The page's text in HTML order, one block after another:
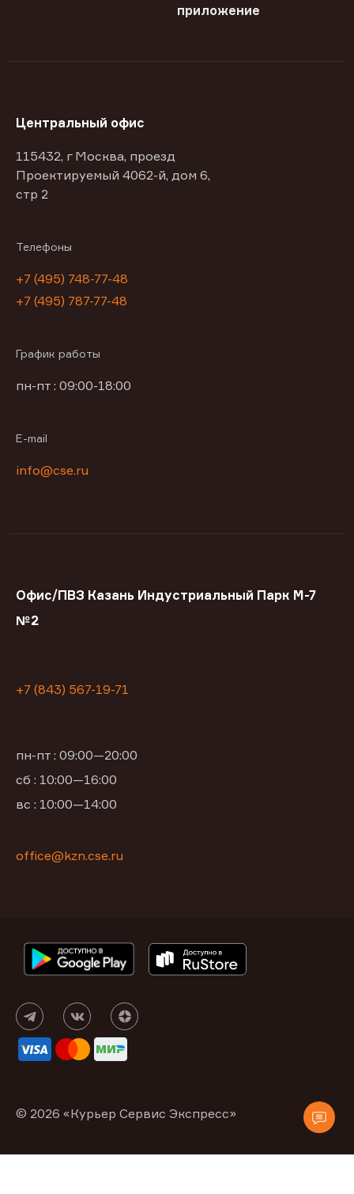
приложение
Центральный офис
115432, г Москва, проезд
Проектируемый 4062-й, дом 6,
стр 2
Телефоны
+7 (495) 748-77-48
+7 (495) 787-77-48
График работы
пн-пт : 09:00-18:00
E-mail
info@cse.ru
Офис/ПВЗ Казань Индустриальный Парк М-7
№2
+7 (843) 567-19-71
пн-пт : 09:00—20:00
сб : 10:00—16:00
вс : 10:00—14:00
office@kzn.cse.ru
© 2026 «Курьер Сервис Экспресс»